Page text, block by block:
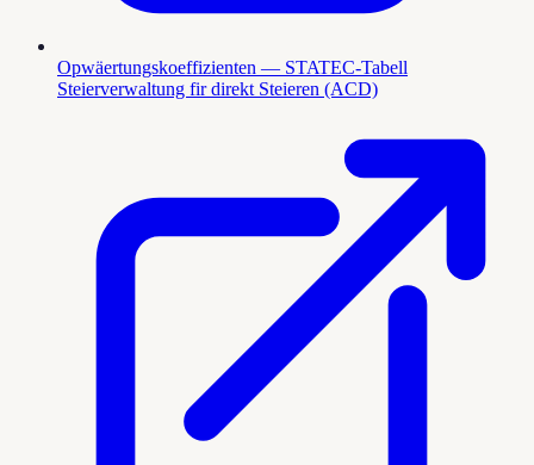
Opwäertungskoeffizienten — STATEC-Tabell
Steierverwaltung fir direkt Steieren (ACD)